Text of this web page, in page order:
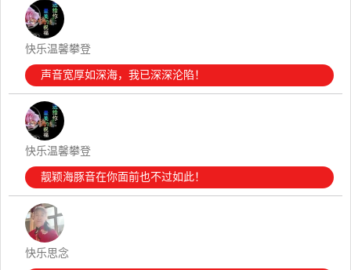
快乐温馨攀登
声音宽厚如深海，我已深深沦陷！
快乐温馨攀登
靓颖海豚音在你面前也不过如此！
快乐思念